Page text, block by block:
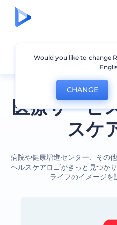
医療サービ
スケ
病院や健康増進センター、その
ヘルスケアロゴがきっと見つか
ライフのイメージを
医療
Would you like to change
CHANGE